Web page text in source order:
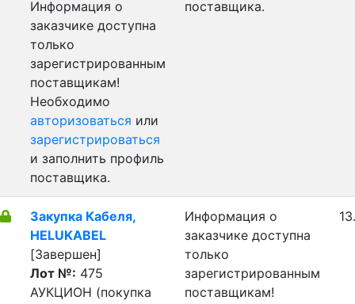
Информация о
заказчике доступна
только
зарегистрированным
поставщикам!
Необходимо
авторизоваться или
зарегистрироваться
и заполнить профиль
поставщика.
поставщика.
Закупка Кабеля,
HELUKABEL
[Завершен]
Лот №: 475
АУКЦИОН (покупка
Информация о
заказчике доступна
только
зарегистрированным
поставщикам!